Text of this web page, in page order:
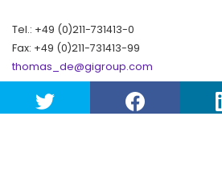
Tel.: +49 (0)211-731413-0
Fax: +49 (0)211-731413-99
thomas_de@gigroup.com
www.gigroup.com
Handelsregister Amtsgericht Düsseldorf